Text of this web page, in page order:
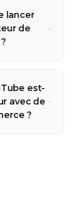
lancer
de
est-
avec de
?